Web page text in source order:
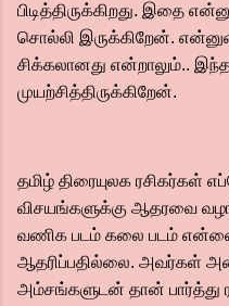
பிடித்திருக்கிறது. இதை
சொல்லி இருக்கிறேன்.
சிக்கலானது என்றாலும்..‌
முயற்சித்திருக்கிறேன்.‌
தமிழ் திரையுலக ரசிகர்கள்
விசயங்களுக்கு ஆதரவை
வணிக படம் கலை படம் என்னை
ஆதரிப்பதில்லை. அவர்கள்
அம்சங்களுடன் தான் பார்த்து